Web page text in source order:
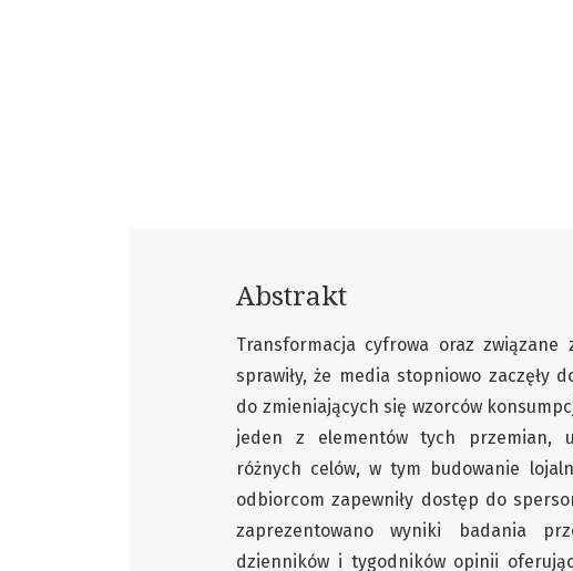
Abstrakt
Transformacja cyfrowa oraz
sprawiły, że media stopniowo zaczęły
do zmieniających się wzorców
jeden z elementów tych przemian,
różnych celów, w tym budowanie
odbiorcom zapewniły dostęp do
zaprezentowano wyniki badania
dzienników i tygodników opinii